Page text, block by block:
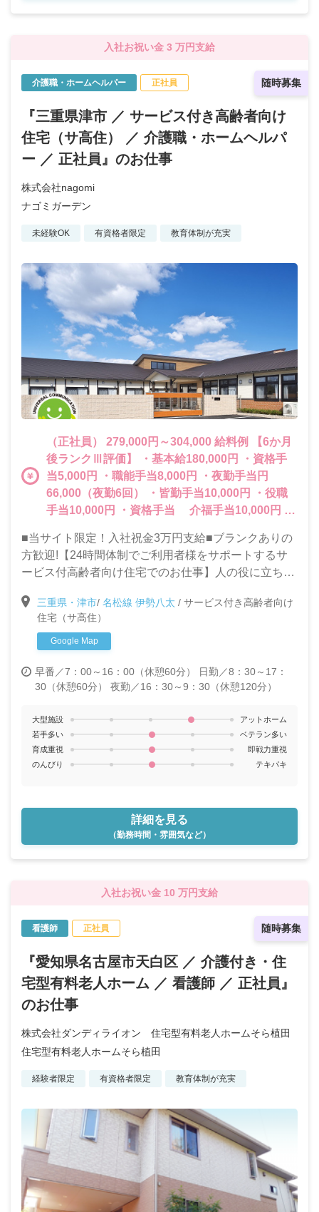
入社お祝い金 3 万円支給
随時募集
介護職・ホームヘルパー 正社員
『三重県津市 ／ サービス付き高齢者向け
住宅（サ高住） ／ 介護職・ホームヘルパ
ー ／ 正社員』のお仕事
株式会社nagomi
ナゴミガーデン
未経験OK 有資格者限定 教育体制が充実
（正社員） 279,000円～304,000 給料例 【6か月
後ランクⅢ評価】 ・基本給180,000円 ・資格手
当5,000円 ・職能手当8,000円 ・夜勤手当円
66,000（夜勤6回） ・皆勤手当10,000円 ・役職
手当10,000円 ・資格手当 介福手当10,000円
能手当15,000円超 ・夜勤職能1,000円超 ・役職手
当10,000円以上 ・子供扶養手当10,000円/1子 夏
冬4～6か月 ※昨季実績：夏冬4か月、春秋2か月
※研修期間中223,000円～
■当サイト限定！入社祝金3万円支給■ブランクありの
方歓迎!【24時間体制でご利用者様をサポートするサ
ービス付高齢者向け住宅でのお仕事】人の役に立ちた
の終身介護体制でターミナルケアに取り組めます。大
きな「感動」と「やりがい」のつまった場所です!
三重県・津市/ 名松線 伊勢八太 / サービス付き高齢者向け
住宅（サ高住）
Google Map
早番／7：00～16：00（休憩60分）
日勤／8：30～17：
30（休憩60分）
夜勤／16：30～9：30（休憩120分）
大型施設
アットホーム
若手多い
ベテラン多い
育成重視
即戦力重視
のんびり
テキパキ
詳細を見る
（勤務時間・雰囲気など）
入社お祝い金 10 万円支給
随時募集
看護師 正社員
『愛知県名古屋市天白区 ／ 介護付き・住
宅型有料老人ホーム ／ 看護師 ／ 正社員』
のお仕事
株式会社ダンディライオン 住宅型有料老人ホームそら植田
住宅型有料老人ホームそら植田
経験者限定 有資格者限定 教育体制が充実